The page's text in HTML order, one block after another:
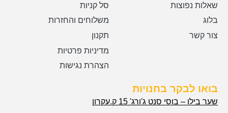
שאלות נפוצות
בלוג
צור קשר
סל קניות
משלוחים והחזרות
תקנון
מדיניות פרטיות
הצהרת נגישות
בואו לבקר בחנויות
שער בילו – בוסי סנט ג'ורג' 15 ק.עקרון